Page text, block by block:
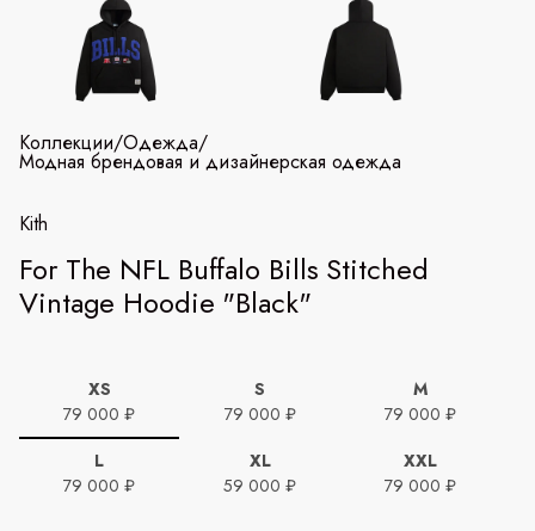
Коллекции/Одежда/
Модная брендовая и дизайнерская одежда
Kith
For The NFL Buffalo Bills Stitched
Vintage Hoodie "Black"
XS
79 000 ₽
S
79 000 ₽
M
79 000 ₽
L
79 000 ₽
XL
59 000 ₽
XXL
79 000 ₽